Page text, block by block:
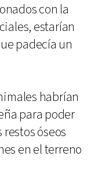
con la
estarían
padecía un
habrían
para poder
óseos
en el terreno